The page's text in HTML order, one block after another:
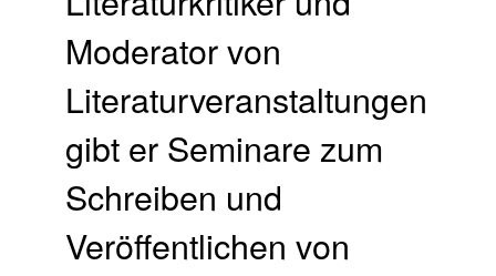
Moderator von
Literaturveranstaltungen
gibt er Seminare zum
Schreiben und
Veröffentlichen von